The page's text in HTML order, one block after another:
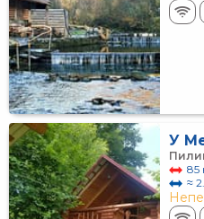
У
85
≈